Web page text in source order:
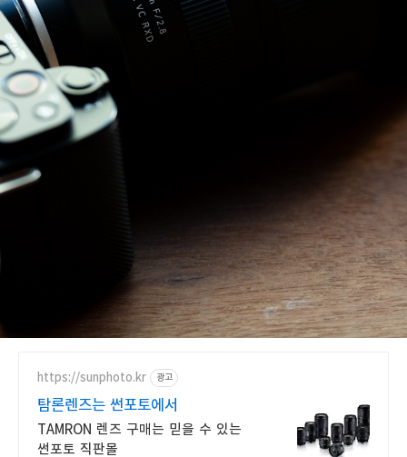
https://sunphoto.kr 광고
탐론렌즈는 썬포토에서
TAMRON 렌즈 구매는 믿을 수 있는
썬포토 직판몰